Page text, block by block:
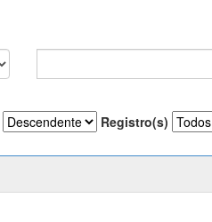
Registro(s)